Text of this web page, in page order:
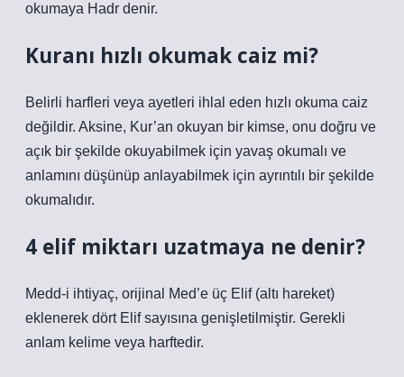
okumaya Hadr denir.
Kuranı hızlı okumak caiz mi?
Belirli harfleri veya ayetleri ihlal eden hızlı okuma caiz
değildir. Aksine, Kur’an okuyan bir kimse, onu doğru ve
açık bir şekilde okuyabilmek için yavaş okumalı ve
anlamını düşünüp anlayabilmek için ayrıntılı bir şekilde
okumalıdır.
4 elif miktarı uzatmaya ne denir?
Medd-i ihtiyaç, orijinal Med’e üç Elif (altı hareket)
eklenerek dört Elif sayısına genişletilmiştir. Gerekli
anlam kelime veya harftedir.